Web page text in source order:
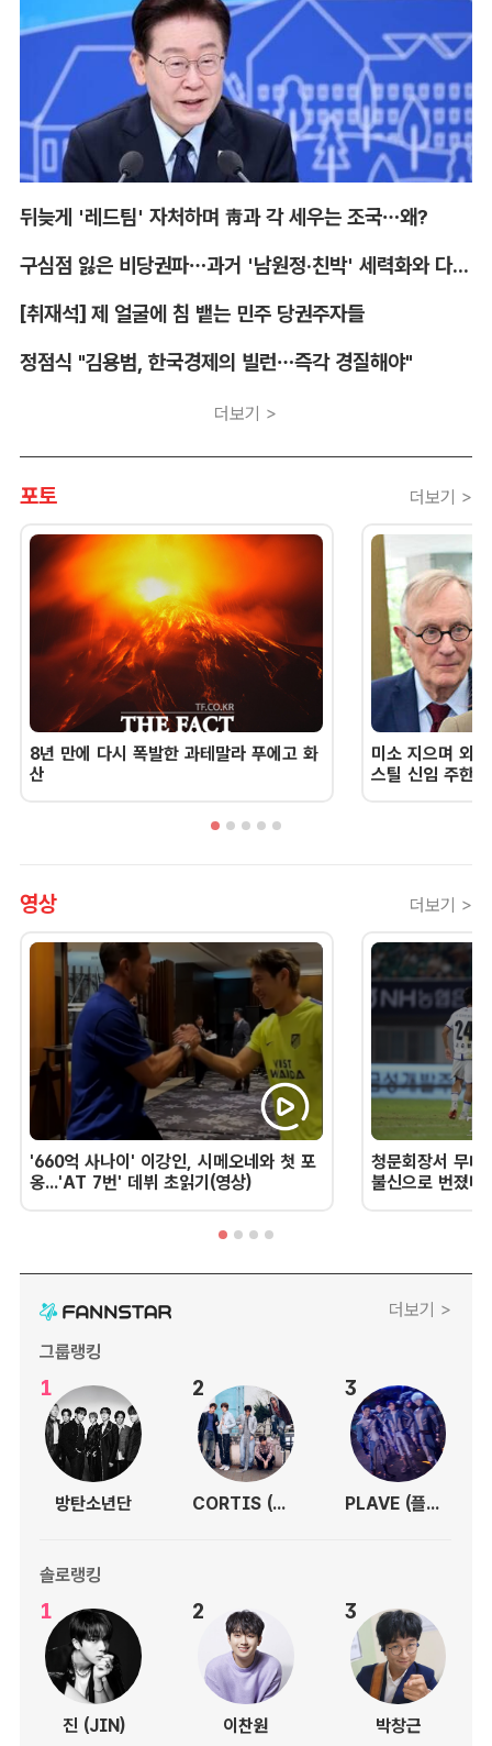
뒤늦게 '레드팀' 자처하며 靑과 각 세우는 조국…왜?
구심점 잃은 비당권파…과거 '남원정·친박' 세력화와 다른 점은
[취재석] 제 얼굴에 침 뱉는 민주 당권주자들
정점식 "김용범, 한국경제의 빌런…즉각 경질해야"
더보기 >
포토 더보기 >
8년 만에 다시 폭발한 과테말라 푸에고 화
산
미소 지으며 외
스틸 신임 주한
영상 더보기 >
'660억 사나이' 이강인, 시메오네와 첫 포
옹...'AT 7번' 데뷔 초읽기(영상)
청문회장서 무너
불신으로 번졌
더보기 >
그룹랭킹
1
방탄소년단
2
CORTIS (코르티스)
3
PLAVE (플레이브)
솔로랭킹
1
진 (JIN)
2
이찬원
3
박창근